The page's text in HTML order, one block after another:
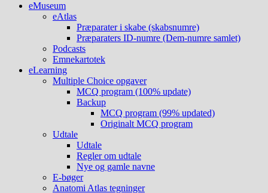
eMuseum
eAtlas
Præparater i skabe (skabsnumre)
Præparaters ID-numre (Dem-numre samlet)
Podcasts
Emnekartotek
eLearning
Multiple Choice opgaver
MCQ program (100% update)
Backup
MCQ program (99% updated)
Originalt MCQ program
Udtale
Udtale
Regler om udtale
Nye og gamle navne
E-bøger
Anatomi Atlas tegninger